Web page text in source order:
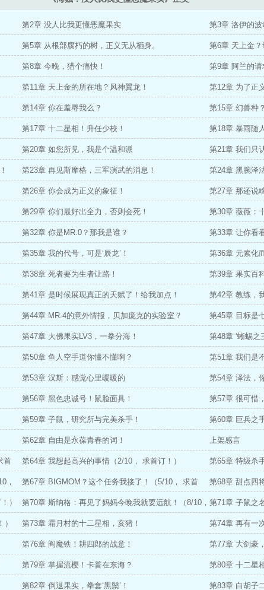
第2章 没人比我更懂恶魔果实 第3章 洛伊的波
第5章 从根部腐朽的树，正义无从栖身。 第6章 天上金？
第8章 今晚，猎个痛快！ 第9章 阿兰的请
第11章 天上金的所在地？风神翼龙！ 第12章 为了正
第14章 你在羞辱我么？ 第15章 幻兽种
第17章 十二星相！升任少校！ 第18章 暴雨随
第20章 如您所见，我是个温和派 第21章 我们只
第23章 再见斯摩格，三军演武的消息！ 第24章 黑腕泽
第26章 你会成为正义的象征！ 第27章 那还说
第29章 你们最好出全力，否则会死！ 第30章 薇薇：
第32章 你是MR.0？那我是谁？ 第33章 让你看
第35章 我的代号，可是‘辰龙’！ 第36章 元素化
第38章 死者要为生者让路！ 第39章 果实百
第41章 是时候展现真正的天赋了！给我加点！ 第42章 教练，
第44章 MR.4的意外情报，贝加庞克的实验室？ 第45章 目标是
第47章 大佛果实LV3，一拳分海！ 第48章 ‘蜥蜴之
第50章 鱼人空手道你懂不懂啊？ 第51章 我们是
第53章 汉斯：感觉心里暖暖的 第54章 泽法，
第56章 黑色忠诚号！鼠脸面具！ 第57章 很可惜
第59章 子鼠，研究所与完美杀手！ 第60章 巨兵之
第62章 自由是永葆青春的词！ 上架感言
首 第64章 我想起高兴的事情（2/10， 求首订！） 第65章 特级杀
首订！）
， 第67章 BIGMOM？这个任务我接了！（5/10， 求首
订！）
第68章 甜点四
） 第70章 斯纳格：再见了妈妈今晚我就要远航！（8/10，
求首订！）
第71章 子鼠之
第73章 霜月村的十二星相，亥猪！ 第74章 再有一
第76章 阎魔铁！耕四郎的战意！ 第77章 大剑豪
第79章 掌握流樱！卡普在东海？ 第80章 十二星
第82章 倒退果实，拳套‘黑鬃’！ 第83章 白胡子